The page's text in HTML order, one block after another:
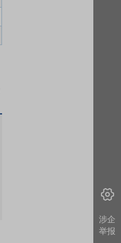
涉企
举报